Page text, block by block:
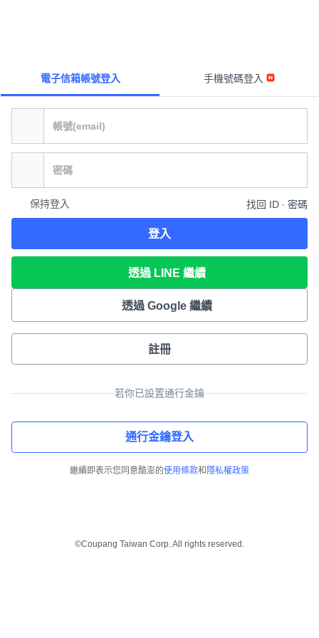
電子信箱帳號登入 手機號碼登入
保持登入 找回 ID ∙ 密碼
登入
透過 LINE 繼續
透過 Google 繼續
註冊
若你已設置通行金鑰
通行金鑰登入
繼續即表示您同意酷澎的使用條款和 隱私權政策
©Coupang Taiwan Corp. All rights reserved.